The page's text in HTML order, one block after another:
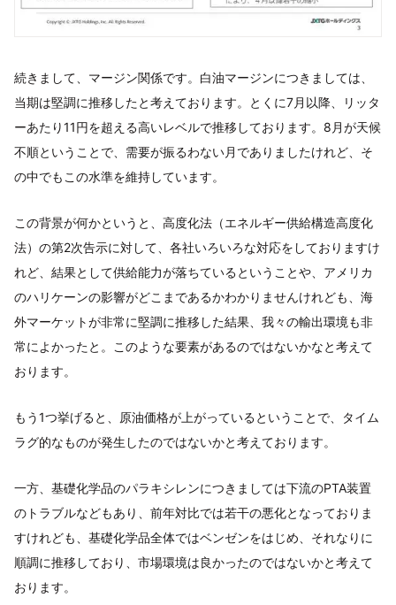
続きまして、マージン関係です。白油マージンにつきましては、
当期は堅調に推移したと考えております。とくに7月以降、リッタ
ーあたり11円を超える高いレベルで推移しております。8月が天候
不順ということで、需要が振るわない月でありましたけれど、そ
の中でもこの水準を維持しています。
この背景が何かというと、高度化法（エネルギー供給構造高度化
法）の第2次告示に対して、各社いろいろな対応をしておりますけ
れど、結果として供給能力が落ちているということや、アメリカ
のハリケーンの影響がどこまであるかわかりませんけれども、海
外マーケットが非常に堅調に推移した結果、我々の輸出環境も非
常によかったと。このような要素があるのではないかなと考えて
おります。
もう1つ挙げると、原油価格が上がっているということで、タイム
ラグ的なものが発生したのではないかと考えております。
一方、基礎化学品のパラキシレンにつきましては下流のPTA装置
のトラブルなどもあり、前年対比では若干の悪化となっておりま
すけれども、基礎化学品全体ではベンゼンをはじめ、それなりに
順調に推移しており、市場環境は良かったのではないかと考えて
おります。